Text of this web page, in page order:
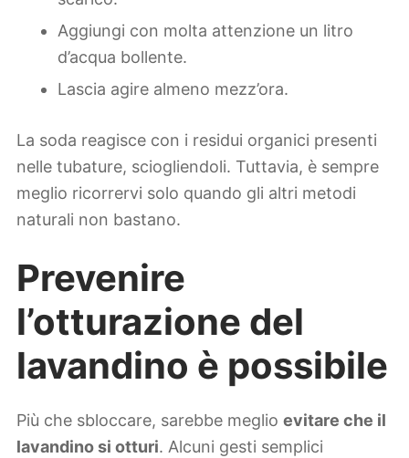
Aggiungi con molta attenzione un litro
d’acqua bollente.
Lascia agire almeno mezz’ora.
La soda reagisce con i residui organici presenti
nelle tubature, sciogliendoli. Tuttavia, è sempre
meglio ricorrervi solo quando gli altri metodi
naturali non bastano.
Prevenire
l’otturazione del
lavandino è possibile
Più che sbloccare, sarebbe meglio evitare che il
lavandino si otturi. Alcuni gesti semplici